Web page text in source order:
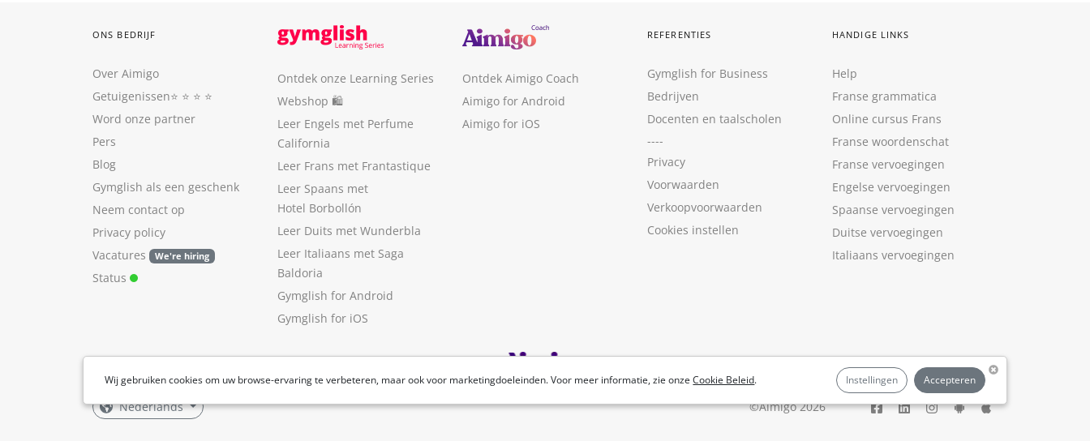
Wij gebruiken cookies om uw browse-ervaring te verbeteren, maar ook voor marketingdoeleinden. Voor meer informatie, zie onzeCookie Beleid. Instellingen Accepteren
ONS BEDRIJF
Over Aimigo
Getuigenissen⭐️ ⭐️ ⭐️ ⭐️
Word onze partner
Pers
Blog
Gymglish als een geschenk
Neem contact op
Privacy policy
Vacatures
We're hiring
Status
Ontdek onze Learning Series
Webshop 🛍
Leer Engels met Perfume
California
Leer Frans met Frantastique
Leer Spaans met
Hotel Borbollón
Leer Duits met Wunderbla
Leer Italiaans met Saga
Baldoria
Gymglish for Android
Gymglish for iOS
Ontdek Aimigo Coach
Aimigo for Android
Aimigo for iOS
REFERENTIES
Gymglish for Business
Bedrijven
Docenten en taalscholen
----
Privacy
Voorwaarden
Verkoopvoorwaarden
Cookies instellen
HANDIGE LINKS
Help
Franse grammatica
Online cursus Frans
Franse woordenschat
Franse vervoegingen
Engelse vervoegingen
Spaanse vervoegingen
Duitse vervoegingen
Italiaans vervoegingen
Nederlands ©Aimigo 2026